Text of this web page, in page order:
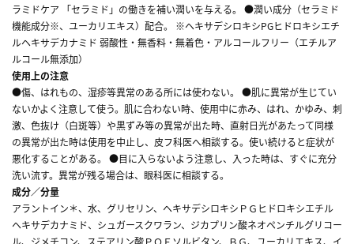
ラミドケア 「セラミド」の働きを補い潤いを与える。 ●潤い成分（セラミド
機能成分※、ユーカリエキス）配合。 ※ヘキサデシロキシPGヒドロキシエチ
ルヘキサデカナミド 弱酸性・無香料・無着色・アルコールフリー（エチルア
ルコール無添加）
使用上の注意
●傷、はれもの、湿疹等異常のある所には使わない。 ●肌に異常が生じてい
ないかよく注意して使う。肌に合わない時、使用中に赤み、はれ、かゆみ、刺
激、色抜け（白斑等）や黒ずみ等の異常が出た時、直射日光があたって同様
の異常が出た時は使用を中止し、皮フ科医へ相談する。使い続けると症状が
悪化することがある。 ●目に入らないよう注意し、入った時は、すぐに充分
洗い流す。異常が残る場合は、眼科医に相談する。
成分／分量
アラントイン＊、水、グリセリン、ヘキサデシロキシＰＧヒドロキシエチル
ヘキサデカナミド、シュガースクワラン、ジカプリン酸ネオペンチルグリコー
ル、ジメチコン、ステアリン酸ＰＯＥソルビタン、ＢＧ、ユーカリエキス、イ